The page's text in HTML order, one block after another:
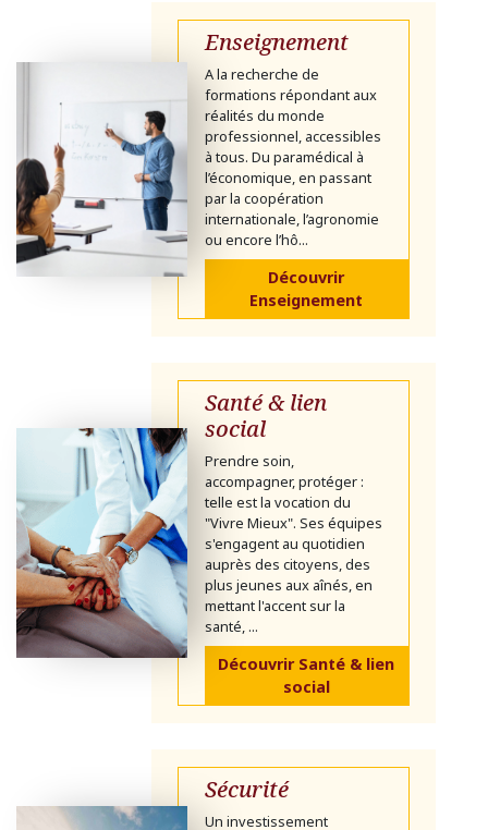
Enseignement
A la recherche de
formations répondant aux
réalités du monde
professionnel, accessibles
à tous. Du paramédical à
l’économique, en passant
par la coopération
internationale, l’agronomie
ou encore l’hô...
Découvrir
Enseignement
Santé & lien
social
Prendre soin,
accompagner, protéger :
telle est la vocation du
"Vivre Mieux". Ses équipes
s'engagent au quotidien
auprès des citoyens, des
plus jeunes aux aînés, en
mettant l'accent sur la
santé, ...
Découvrir Santé & lien
social
Sécurité
Un investissement